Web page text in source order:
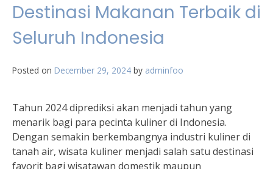
Destinasi Makanan Terbaik di
Seluruh Indonesia
Posted on December 29, 2024 by adminfoo
Tahun 2024 diprediksi akan menjadi tahun yang
menarik bagi para pecinta kuliner di Indonesia.
Dengan semakin berkembangnya industri kuliner di
tanah air, wisata kuliner menjadi salah satu destinasi
favorit bagi wisatawan domestik maupun